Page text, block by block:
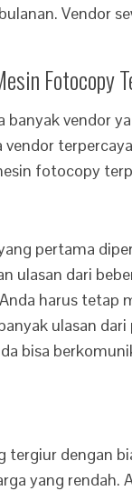
Vendor
Fotocopy
vendor
fotocopy
pertama
ulasan dari
harus tetap
ulasan
bisa
tergiur dengan
yang rendah.